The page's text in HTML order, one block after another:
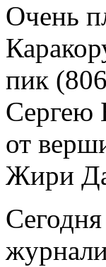
Очень
пик
Сергею
от
Жири